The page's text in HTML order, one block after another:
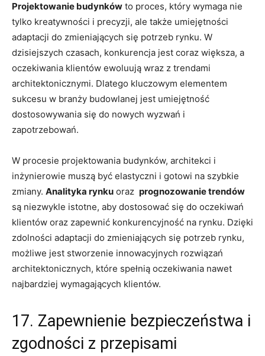
Projektowanie budynków ⁣to proces, który wymaga nie⁢
tylko kreatywności ⁤i precyzji, ale także ​umiejętności
adaptacji⁣ do zmieniających się⁣ potrzeb rynku.⁣ W
dzisiejszych czasach, konkurencja ‌jest coraz większa, a
oczekiwania⁢ klientów ewoluują wraz z trendami
architektonicznymi. Dlatego ​kluczowym⁣ elementem⁤
sukcesu ​w branży ⁣budowlanej​ jest umiejętność
dostosowywania się do nowych wyzwań​ i
zapotrzebowań.
W procesie projektowania budynków, architekci i
inżynierowie muszą być elastyczni​ i⁣ gotowi ‍na szybkie
zmiany. Analityka ​rynku oraz ⁤ prognozowanie⁤ trendów
⁤są niezwykle istotne, ⁣aby dostosować się⁢ do oczekiwań⁤
klientów oraz zapewnić konkurencyjność na rynku. ‍Dzięki
zdolności​ adaptacji do zmieniających się potrzeb rynku,
⁢możliwe jest stworzenie innowacyjnych rozwiązań
‌architektonicznych, ⁢które​ spełnią oczekiwania‍ nawet
⁣najbardziej wymagających‍ klientów.
17. Zapewnienie⁤ bezpieczeństwa i
zgodności z‍ przepisami​